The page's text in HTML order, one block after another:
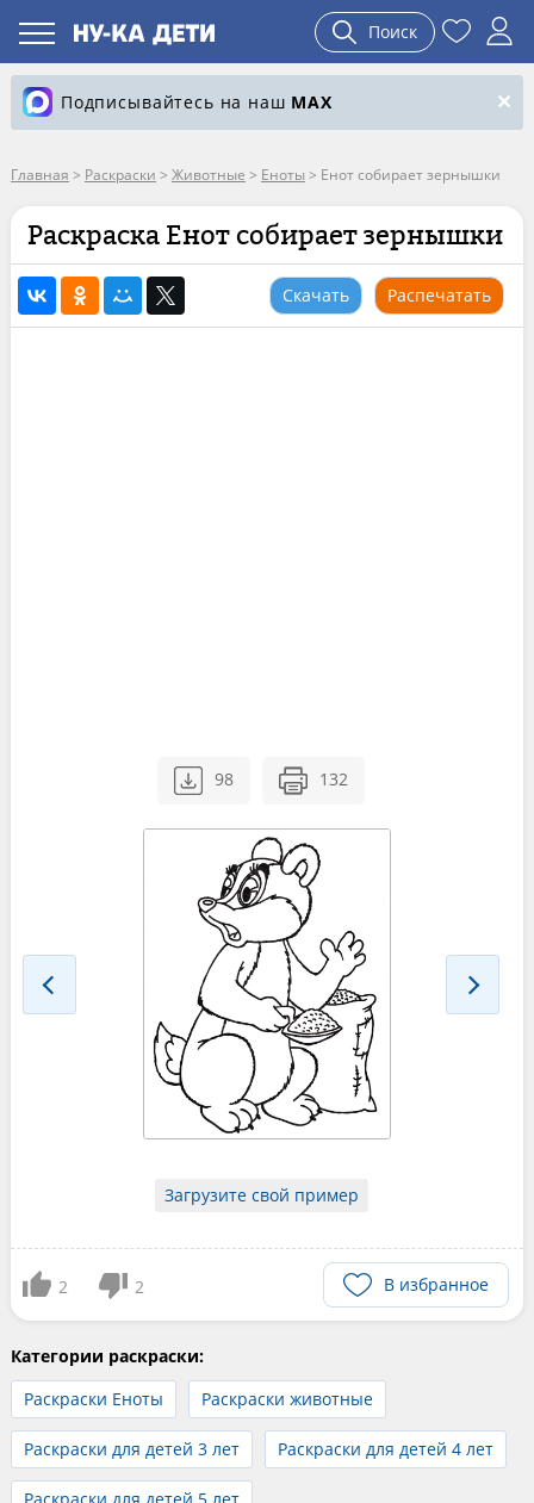
Поиск
Подписывайтесь на наш MAX
Главная > Раскраски > Животные > Еноты > Енот собирает зернышки
Раскраска Енот собирает зернышки
Скачать Распечатать
98 132
Загрузите свой пример
2 2 В избранное
Категории раскраски:
Раскраски Еноты
Раскраски животные
Раскраски для детей 3 лет Раскраски для детей 4 лет